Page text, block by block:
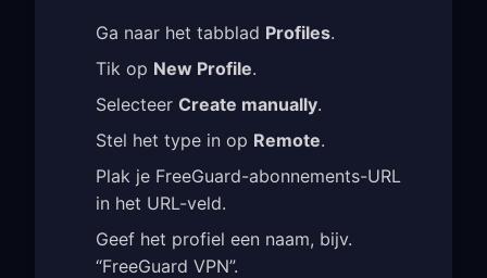
Ga naar het tabblad Profiles.
Tik op New Profile.
Selecteer Create manually.
Stel het type in op Remote.
Plak je FreeGuard-abonnements-URL
in het URL-veld.
Geef het profiel een naam, bijv.
“FreeGuard VPN”.